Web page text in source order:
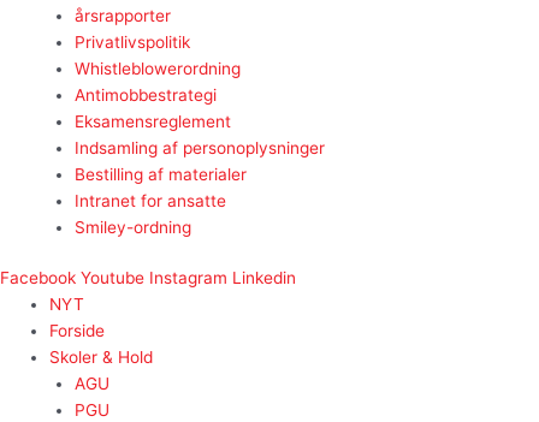
årsrapporter
Privatlivspolitik
Whistleblowerordning
Antimobbestrategi
Eksamensreglement
Indsamling af personoplysninger
Bestilling af materialer
Intranet for ansatte
Smiley-ordning
Facebook Youtube Instagram Linkedin
NYT
Forside
Skoler & Hold
AGU
PGU